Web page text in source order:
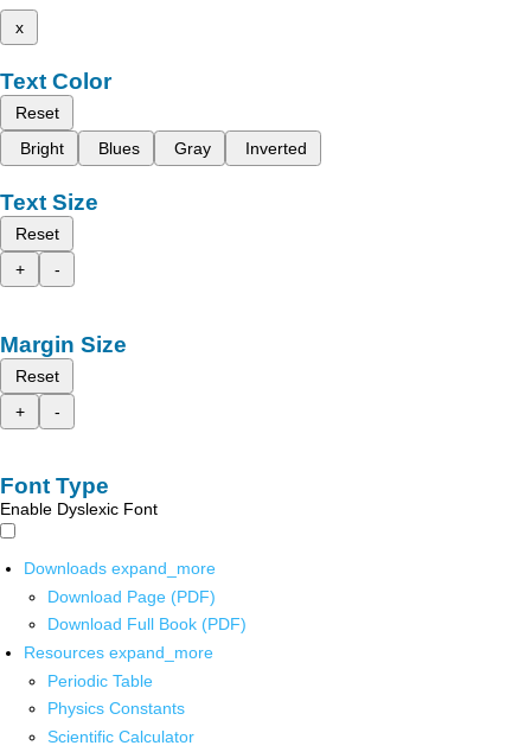
x
Text Color
Reset
Bright
Blues Gray Inverted
Text Size
Reset
+
-
Margin Size
Reset
+
-
Font Type
Enable Dyslexic Font
Downloads expand_more
Download Page (PDF)
Download Full Book (PDF)
Resources expand_more
Periodic Table
Physics Constants
Scientific Calculator